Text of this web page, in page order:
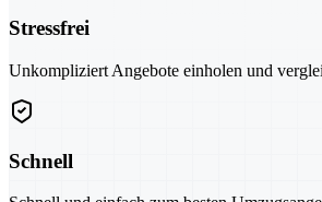
Stressfrei
Unkompliziert Angebote einholen und
Schnell